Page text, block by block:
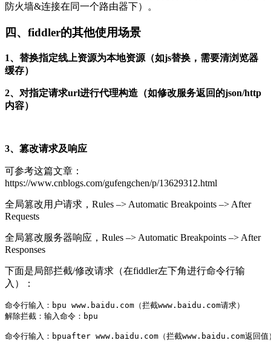
防火墙&连接在同一个路由器下）。
四、fiddler的其他使用场景
1、替换指定线上资源为本地资源（如js替换，需要清浏览器
缓存）
2、对指定请求url进行代理构造（如修改服务返回的json/http
内容）
3、篡改请求及响应
可参考这篇文章：
https://www.cnblogs.com/gufengchen/p/13629312.html
全局篡改用户请求，Rules –> Automatic Breakpoints –> After
Requests
全局篡改服务器响应，Rules –> Automatic Breakpoints –> After
Responses
下面是局部拦截/修改请求（在fiddler左下角进行命令行输
入）：
命令行输入：bpu www.baidu.com（拦截www.baidu.com请求）
解除拦截：输入命令：bpu
命令行输入：bpuafter www.baidu.com（拦截www.baidu.com返回值